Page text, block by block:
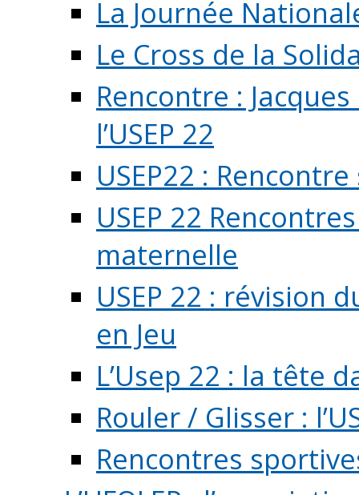
La Journée
Le Cross de la
Rencontre :
l’USEP 22
USEP22 :
USEP 22
maternelle
USEP 22 : révision
en Jeu
L’Usep 22 : la tête
Rouler / Glisser :
Rencontres